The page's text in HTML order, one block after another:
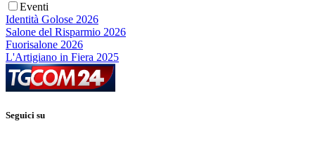
Eventi
Identità Golose 2026
Salone del Risparmio 2026
Fuorisalone 2026
L'Artigiano in Fiera 2025
Seguici su